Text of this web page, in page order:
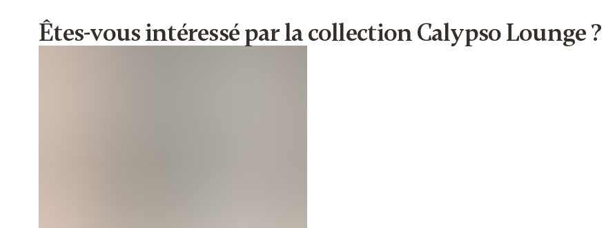
Êtes-vous intéressé par la collection Calypso Lounge ?